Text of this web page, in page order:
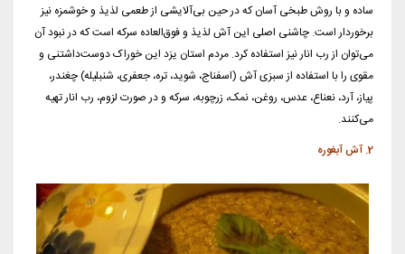
ساده و با روش طبخی آسان که در حین بی‌آلایشی از طعمی لذیذ و خوشمزه نیز
برخوردار است. چاشنی اصلی این آش لذیذ و فوق‌العاده سرکه است که در نبود آن
می‌توان از رب انار نیز استفاده کرد. مردم استان یزد این خوراک دوست‌داشتنی و
مقوی را با استفاده از سبزی آش (اسفناج، شوید، تره، جعفری، شنبلیله) چغندر،
پیاز، آرد، نعناع، عدس، روغن، نمک، زرچوبه، سرکه و در صورت لزوم، رب انار تهیه
می‌کنند.
2. آش آبغوره